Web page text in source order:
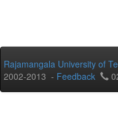
Rajamangala University of
2002-2013 - Feedback